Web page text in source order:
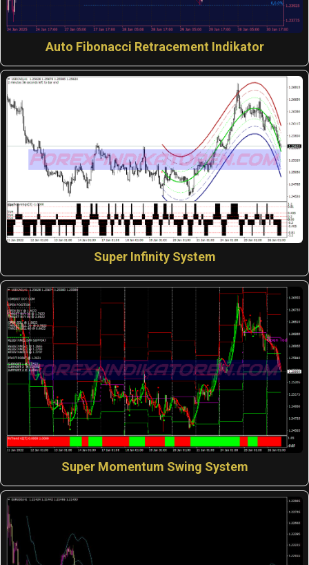
Auto Fibonacci Retracement Indikator
Super Infinity System
Super Momentum Swing System